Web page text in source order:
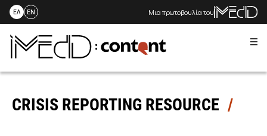
Skip
content
ΕΛ EN Μια πρωτοβουλία του
CRISIS REPORTING RESOURCE